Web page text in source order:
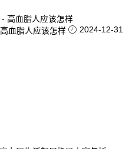
血脂人应该怎样 2024-12-31